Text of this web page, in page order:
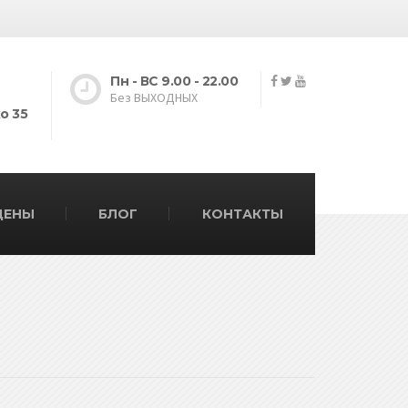
35
Пн - ВС 9.00 - 22.00
Без ВЫХОДНЫХ
БЛОГ КОНТАКТЫ